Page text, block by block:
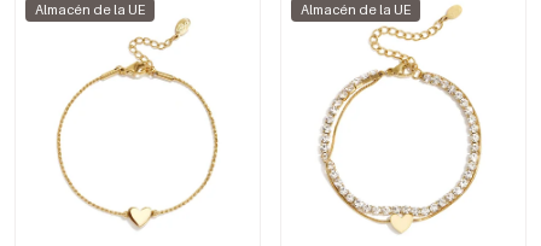
Almacén de la UE Almacén de la UE